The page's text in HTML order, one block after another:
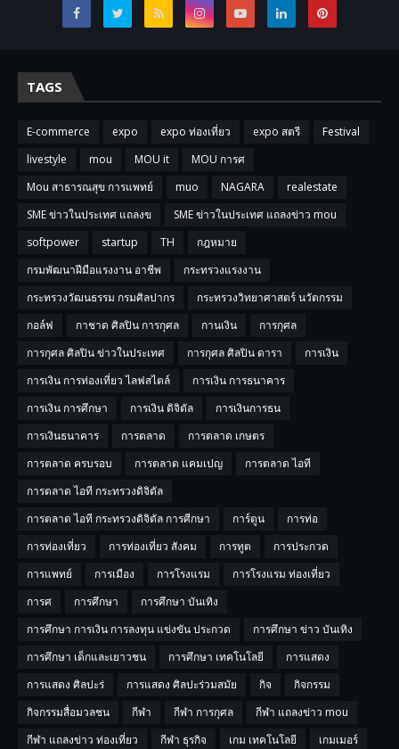
TAGS
E-commerce expo expo ท่องเที่ยว expo สตรี
Festival
livestyle
mou MOU it
MOU การศ
Mou สาธารณสุข การแพทย์
muo NAGARA
realestate
SME ข่าวในประเทศ แถลงข
SME ข่าวในประเทศ แถลงข่าว mou
softpower
startup TH
กฎหมาย
กรมพัฒนาฝีมือแรงงาน อาชีพ
กระทรวงแรงงาน
กระทรวงวัฒนธรรม กรมศิลปากร
กระทรวงวิทยาศาสตร์ นวัตกรรม
กอล์ฟ
กาชาด ศิลปิน การกุศล กานเงิน
การกุศล
การกุศล ศิลปิน ข่าวในประเทศ
การกุศล ศิลปิน ดารา
การเงิน
การเงิน การท่องเที่ยว ไลฟสไตล์
การเงิน การธนาคาร
การเงิน การศึกษา
การเงิน ดิจิตัล
การเงินการธน
การเงินธนาคาร
การตลาด
การตลาด เกษตร
การตลาด ครบรอบ
การตลาด แคมเปญ
การตลาด ไอที
การตลาด ไอที กระทรวงดิจิตัล
การตลาด ไอที กระทรวงดิจิตัล การศีกษา
การ์ตูน
การท่อ
การท่องเที่ยว
การท่องเที่ยว สังคม การทูต
การประกวด
การแพทย์
การเมือง การโรงแรม
การโรงแรม ท่องเที่ยว
การศ
การศึกษา
การศึกษา บันเทิง
การศึกษา การเงิน การลงทุน แข่งขัน ประกวด
การศึกษา ข่าว บันเทิง
การศึกษา เด็กและเยาวชน
การศึกษา เทคโนโลยี
การแสดง
การแสดง ศิลปะร่
การแสดง ศิลปะร่วมสมัย กิจ
กิจกรรม
กิจกรรมสื่อมวลชน
กีฬา กีฬา การกุศล
กีฬา แถลงข่าว mou
กีฬา แถลงข่าว ท่องเที่ยว
กีฬา ธุรกิจ เกม เทคโนโลยี
เกมเมอร์